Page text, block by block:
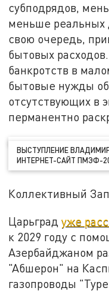
субподрядов,
меньше реальных
свою очередь,
бытовых
банкротств в
бытовые нужды
отсутствующих в
перманентно
ВЫСТУПЛЕНИЕ
ИНТЕРНЕТ-САЙТ ПМЭФ-
Коллективный
Царьградуже
к 2029 году с
Азербайджаном
"Абшерон" на
газопроводы